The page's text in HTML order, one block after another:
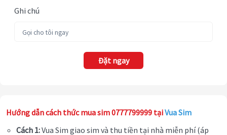
Ghi chú
Đặt ngay
Hướng dẫn cách thức mua sim 0777799999 tạiVua Sim
Cách 1:Vua Sim giao sim và thu tiền tại nhà miễn phí (áp